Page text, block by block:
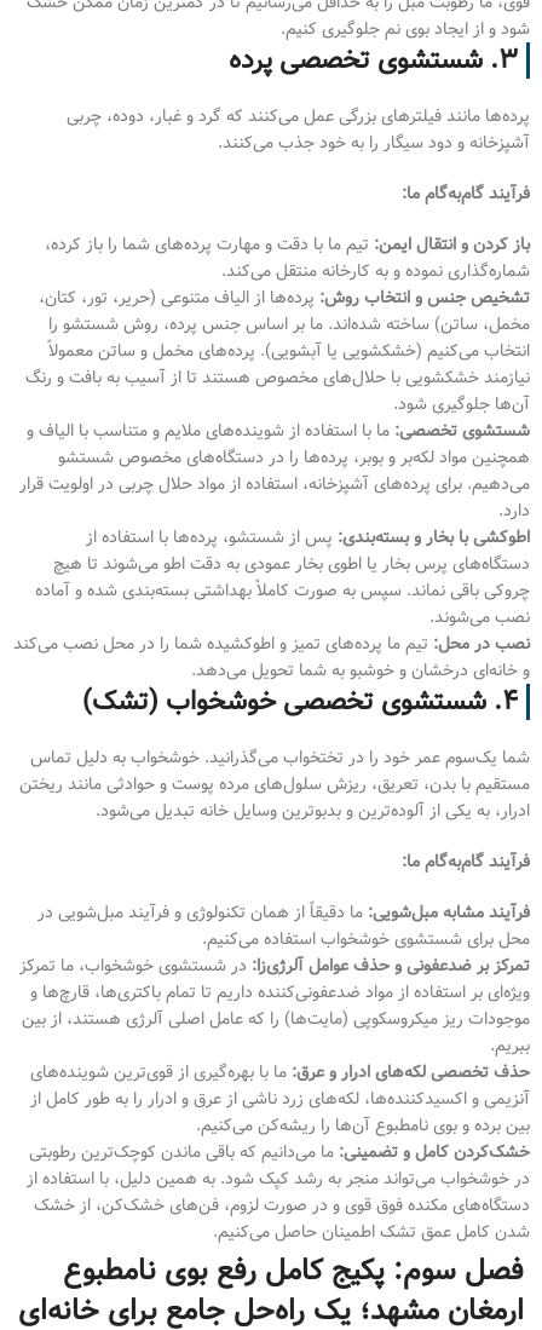
شود و از ایجاد بوی نم جلوگیری کنیم.
۳. شستشوی تخصصی پرده
پرده‌ها مانند فیلترهای بزرگی عمل می‌کنند که گرد و غبار، دوده، چربی
آشپزخانه و دود سیگار را به خود جذب می‌کنند.
فرآیند گام‌به‌گام ما:
باز کردن و انتقال ایمن: تیم ما با دقت و مهارت پرده‌های شما را باز کرده،
شماره‌گذاری نموده و به کارخانه منتقل می‌کند.
تشخیص جنس و انتخاب روش: پرده‌ها از الیاف متنوعی (حریر، تور، کتان،
مخمل، ساتن) ساخته شده‌اند. ما بر اساس جنس پرده، روش شستشو را
انتخاب می‌کنیم (خشکشویی یا آبشویی). پرده‌های مخمل و ساتن معمولاً
نیازمند خشکشویی با حلال‌های مخصوص هستند تا از آسیب به بافت و رنگ
آن‌ها جلوگیری شود.
شستشوی تخصصی: ما با استفاده از شوینده‌های ملایم و متناسب با الیاف و
همچنین مواد لکه‌بر و بوبر، پرده‌ها را در دستگاه‌های مخصوص شستشو
می‌دهیم. برای پرده‌های آشپزخانه، استفاده از مواد حلال چربی در اولویت قرار
دارد.
اطوکشی با بخار و بسته‌بندی: پس از شستشو، پرده‌ها با استفاده از
دستگاه‌های پرس بخار یا اطوی بخار عمودی به دقت اطو می‌شوند تا هیچ
چروکی باقی نماند. سپس به صورت کاملاً بهداشتی بسته‌بندی شده و آماده
نصب می‌شوند.
نصب در محل: تیم ما پرده‌های تمیز و اطوکشیده شما را در محل نصب می‌کند
و خانه‌ای درخشان و خوشبو به شما تحویل می‌دهد.
۴. شستشوی تخصصی خوشخواب (تشک)
شما یک‌سوم عمر خود را در تختخواب می‌گذرانید. خوشخواب به دلیل تماس
مستقیم با بدن، تعریق، ریزش سلول‌های مرده پوست و حوادثی مانند ریختن
ادرار، به یکی از آلوده‌ترین و بدبوترین وسایل خانه تبدیل می‌شود.
فرآیند گام‌به‌گام ما:
فرآیند مشابه مبل‌شویی: ما دقیقاً از همان تکنولوژی و فرآیند مبل‌شویی در
محل برای شستشوی خوشخواب استفاده می‌کنیم.
تمرکز بر ضدعفونی و حذف عوامل آلرژی‌زا: در شستشوی خوشخواب، ما تمرکز
ویژه‌ای بر استفاده از مواد ضدعفونی‌کننده داریم تا تمام باکتری‌ها، قارچ‌ها و
موجودات ریز میکروسکوپی (مایت‌ها) را که عامل اصلی آلرژی هستند، از بین
ببریم.
حذف تخصصی لکه‌های ادرار و عرق: ما با بهره‌گیری از قوی‌ترین شوینده‌های
آنزیمی و اکسیدکننده‌ها، لکه‌های زرد ناشی از عرق و ادرار را به طور کامل از
بین برده و بوی نامطبوع آن‌ها را ریشه‌کن می‌کنیم.
خشک‌کردن کامل و تضمینی: ما می‌دانیم که باقی ماندن کوچک‌ترین رطوبتی
در خوشخواب می‌تواند منجر به رشد کپک شود. به همین دلیل، با استفاده از
دستگاه‌های مکنده فوق قوی و در صورت لزوم، فن‌های خشک‌کن، از خشک
شدن کامل عمق تشک اطمینان حاصل می‌کنیم.
فصل سوم: پکیج کامل رفع بوی نامطبوع
ارمغان مشهد؛ یک راه‌حل جامع برای خانه‌ای